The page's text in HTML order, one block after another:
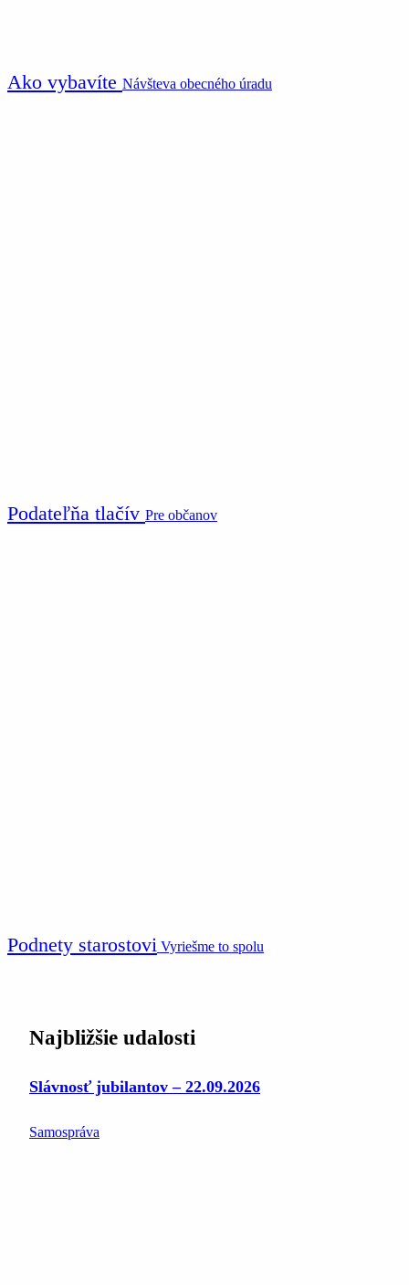
Ako vybavíte Návšteva obecného úradu
Podateľňa tlačív Pre občanov
Podnety starostovi Vyriešme to spolu
Najbližšie udalosti
Slávnosť jubilantov – 22.09.2026
Samospráva